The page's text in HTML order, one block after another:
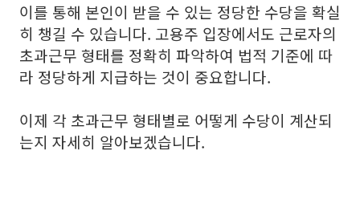
이를 통해 본인이 받을 수 있는 정당한 수당을 확실
히 챙길 수 있습니다. 고용주 입장에서도 근로자의
초과근무 형태를 정확히 파악하여 법적 기준에 따
라 정당하게 지급하는 것이 중요합니다.
이제 각 초과근무 형태별로 어떻게 수당이 계산되
는지 자세히 알아보겠습니다.